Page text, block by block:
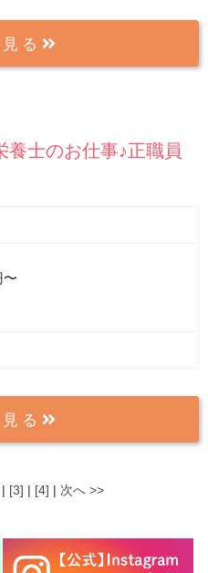
る
養士のお仕事♪正職員
〜
る
| [3] | [4] | 次へ >>